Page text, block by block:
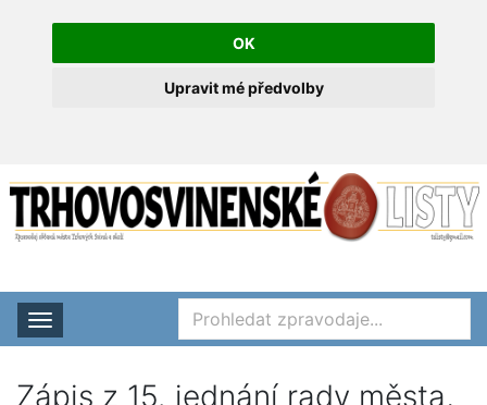
OK
Upravit mé předvolby
Rozbalit nabídku
Zápis z 15. jednání rady města,